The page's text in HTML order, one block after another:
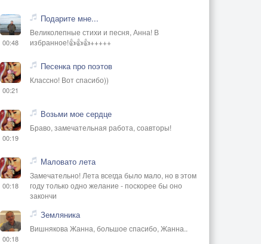
00:48
Подарите мне...
Великолепные стихи и песня, Анна! В
избранное!👍👍👍+++++
00:21
Песенка про поэтов
Классно! Вот спасибо))
00:19
Возьми мое сердце
Браво, замечательная работа, соавторы!
00:18
Маловато лета
Замечательно! Лета всегда было мало, но в этом
году только одно желание - поскорее бы оно
закончи
00:18
Земляника
Вишнякова Жанна, большое спасибо, Жанна..